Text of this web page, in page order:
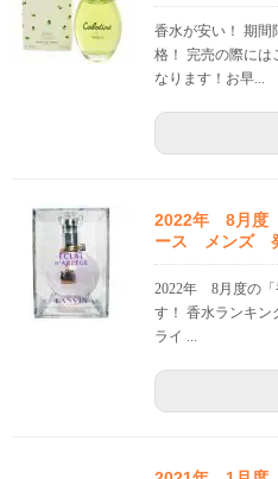
香水が安い！ 期
格！ 完売の際には
なります！お早...
2022年 8月度
ース メンズ
2022年 8月度の「
す！ 香水ランキ
ライ ...